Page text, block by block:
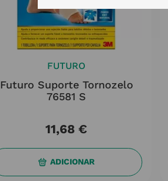
FUTURO
Futuro Suporte Tornozelo
76581 S
11,68 €
ADICIONAR